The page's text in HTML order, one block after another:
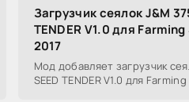
Загрузчик сеялок J&M
TENDER V1.0 для
2017
Мод добавляет загрузчик
SEED TENDER V1.0 для